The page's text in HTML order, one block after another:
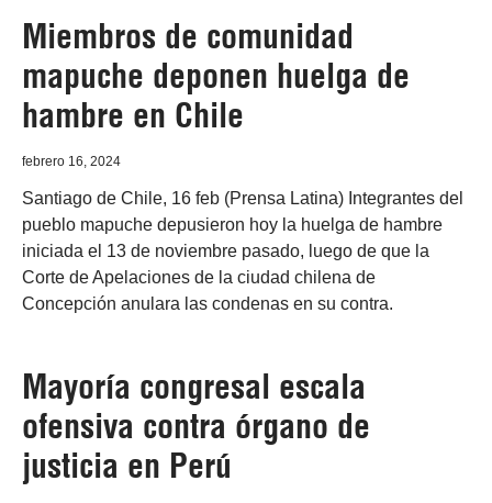
Miembros de comunidad
mapuche deponen huelga de
hambre en Chile
febrero 16, 2024
Santiago de Chile, 16 feb (Prensa Latina) Integrantes del
pueblo mapuche depusieron hoy la huelga de hambre
iniciada el 13 de noviembre pasado, luego de que la
Corte de Apelaciones de la ciudad chilena de
Concepción anulara las condenas en su contra.
Mayoría congresal escala
ofensiva contra órgano de
justicia en Perú